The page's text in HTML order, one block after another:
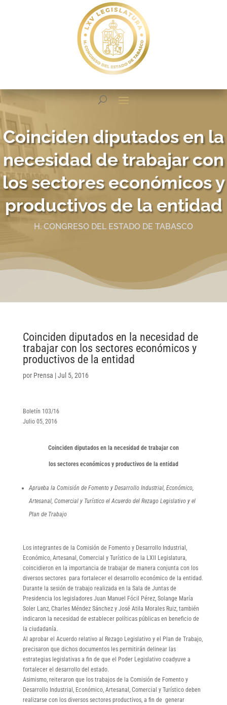
Coinciden diputados en la
necesidad de trabajar con
los sectores económicos y
productivos de la entidad
H. CONGRESO DEL ESTADO DE TABASCO
Coinciden diputados en la necesidad de
trabajar con los sectores económicos y
productivos de la entidad
por Prensa |Jul 5, 2016
Boletín 103/16
Julio 05, 2016
Coinciden diputados en la necesidad de trabajar con
los sectores económicos y productivos de la entidad
Aprueba la Comisión de Fomento y Desarrollo Industrial, Económico,
Artesanal, Comercial y Turístico el Acuerdo del Rezago Legislativo y el
Plan de Trabajo
Los integrantes de la Comisión de Fomento y Desarrollo Industrial,
Económico, Artesanal, Comercial y Turístico de la LXII Legislatura,
coincidieron en la importancia de trabajar de manera conjunta con los
diversos sectores para fortalecer el desarrollo económico de la entidad.
Durante la sesión de trabajo realizada en la Sala de Juntas de
Presidencia los legisladores Juan Manuel Fócil Pérez, Solange María
Soler Lanz, Charles Méndez Sánchez y José Atila Morales Ruiz, también
indicaron la necesidad de establecer políticas públicas en beneficio de
la ciudadanía.
Al aprobar el Acuerdo relativo al Rezago Legislativo y el Plan de Trabajo,
precisaron que dichos documentos les permitirán delinear las
estrategias legislativas a fin de que el Poder Legislativo coadyuve a
fortalecer el desarrollo del estado.
Asimismo, reiteraron que los trabajos de la Comisión de Fomento y
Desarrollo Industrial, Económico, Artesanal, Comercial y Turístico deben
realizarse con los diversos sectores productivos, a fin de generar